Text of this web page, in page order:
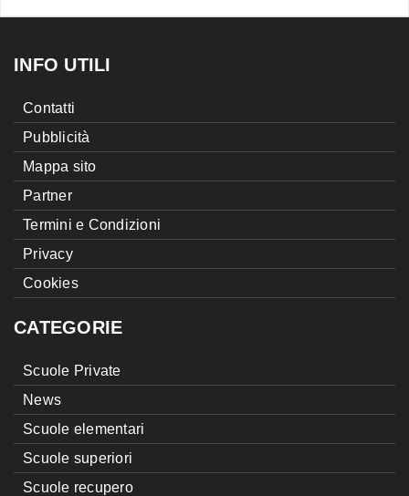
INFO UTILI
Contatti
Pubblicità
Mappa sito
Partner
Termini e Condizioni
Privacy
Cookies
CATEGORIE
Scuole Private
News
Scuole elementari
Scuole superiori
Scuole recupero